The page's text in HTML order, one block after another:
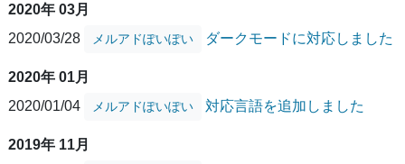
2020年 03月
2020/03/28
メルアドぽいぽい ダークモードに対応しました
2020年 01月
2020/01/04
メルアドぽいぽい 対応言語を追加しました
2019年 11月